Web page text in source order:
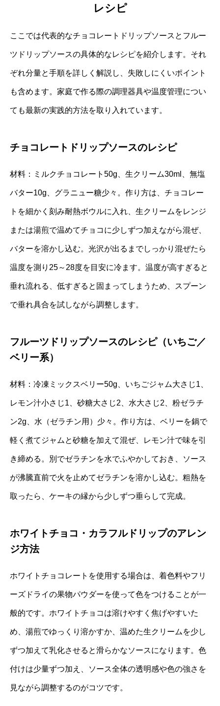
レシピ
ここでは代表的なチョコレートドリップソースとフルー
ツドリップソースの具体的なレシピを紹介します。それ
ぞれ分量と手順を詳しく解説し、失敗しにくいポイント
も含めます。家庭で作る際の調理器具や温度管理につい
ても最新の実践的方法を取り入れています。
チョコレートドリップソースのレシピ
材料：ミルクチョコレート50g、生クリーム30ml、無塩
バター10g、グラニュー糖少々。作り方は、チョコレー
トを細かく刻み耐熱ボウルに入れ、生クリームをレンジ
または湯煎で温めてチョコに少しずつ加えながら混ぜ、
バターを溶かし込む。光沢が出るまでしっかり混ぜたら
温度を測り25～28度を目安に冷ます。温度が高すぎると
垂れ流れる、低すぎると固まってしまうため、スプーン
で垂れ具合を試しながら調整します。
フルーツドリップソースのレシピ（いちご／
ベリー系）
材料：冷凍ミックスベリー50g、いちごジャム大さじ1、
レモン汁小さじ1、砂糖大さじ2、水大さじ2、粉ゼラチ
ン2g、水（ゼラチン用）少々。作り方は、ベリーを鍋で
軽く煮てジャムと砂糖を加えて混ぜ、レモン汁で味を引
き締める。別でゼラチンを水でふやかしておき、ソース
が沸騰直前で火を止めてゼラチンを溶かし込む。粗熱を
取ったら、ケーキの縁から少しずつ垂らして完成。
ホワイトチョコ・カラフルドリップのアレン
ジ方法
ホワイトチョコレートを使用する場合は、着色料やフリ
ーズドライの果物パウダーを使って色をつけることが一
般的です。ホワイトチョコは溶けやすく焦げやすいた
め、湯煎でゆっくり溶かすか、温めた生クリームを少し
ずつ加えて乳化させると滑らかなソースになります。色
付けは少量ずつ加え、ソース全体の透明感や色の強さを
見ながら調整するのがコツです。